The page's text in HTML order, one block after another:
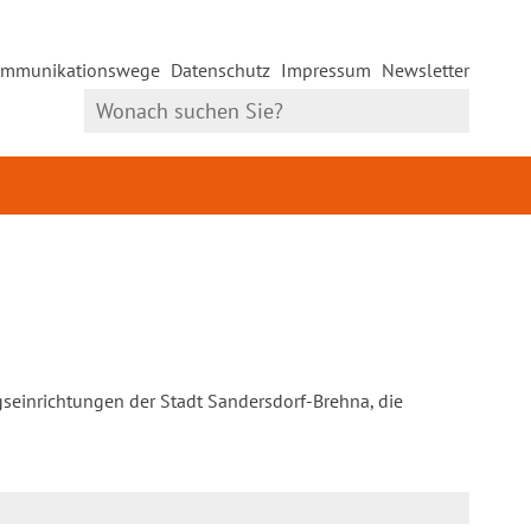
Datenschutz Impressum Newsletter
der Stadt Sandersdorf-Brehna, die